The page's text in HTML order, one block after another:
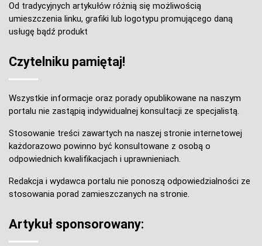
Od tradycyjnych artykułów różnią się możliwością
umieszczenia linku, grafiki lub logotypu promującego daną
usługę bądź produkt
Czytelniku pamiętaj!
Wszystkie informacje oraz porady opublikowane na naszym
portalu nie zastąpią indywidualnej konsultacji ze specjalistą.
Stosowanie treści zawartych na naszej stronie internetowej
każdorazowo powinno być konsultowane z osobą o
odpowiednich kwalifikacjach i uprawnieniach.
Redakcja i wydawca portalu nie ponoszą odpowiedzialności ze
stosowania porad zamieszczanych na stronie.
Artykuł sponsorowany: